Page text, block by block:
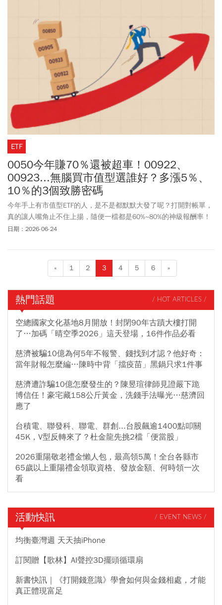
00991A、00919、00878、0056，這些人氣ETF的排名究竟在哪？
本文整理市值型、高股息、主動式ETF上半年績效排名，一次看懂誰
是最大贏家。
ETF
0050今年賺70％還被超車！00922、
00923...無腦買市值型選誰好？多漲5％、
10％的3個致勝密碼
今年手上有市值型ETF的人，是不是都默默大發了呢？打開對帳單，
真的讓人嘴角止不住上揚，隨便一檔都是60%~80%的神級報酬率！
不過最近拉了一下今年以來（2025/12/31 ~ 2026/06/22）的市價
ETF 狠狠甩在後頭！
日期：2026-06-24
« 1 2 3 4 5 6 »
熱門話題 / HOT ARTICLES /
空總國家文化基地8月開放！封閉90年古蹟大樓打開
了…加碼「晴空季2026」這天登場，16件作品必看
慈濟被騙10億為何5年不報警、錢找到才認？他好奇：
當年財報怎麼編…陳時中背「擋疫苗」黑鍋只求1件事
慈濟遭詐騙10億怎麼發生的？陳昱瑄律師見證嚴下跪
博信任！豪宅藏158公斤黃金，洗錢手法曝光…慈濟回
應了
台積電、聯發科、聯電、群創...台股飆逾1400點叩關
45K，V型反轉來了？杜金龍先挑2檔「便當股」
2026重陽敬老禮金懶人包，最高領5萬！全台各縣市
65歲以上重陽禮金領取資格、發放金額、何時領一次
看
活動快訊 / EVENT NEWS /
均衡臺灣週 天天抽iPhone
訂閱贈【歌林】AI聲控3D擺頭循環扇
新書快訊｜《打開錢意識》學會如何與金錢相處，才能
真正體現富足